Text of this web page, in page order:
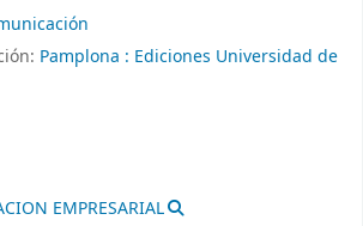
Pamplona : Ediciones Universidad de
EMPRESARIAL